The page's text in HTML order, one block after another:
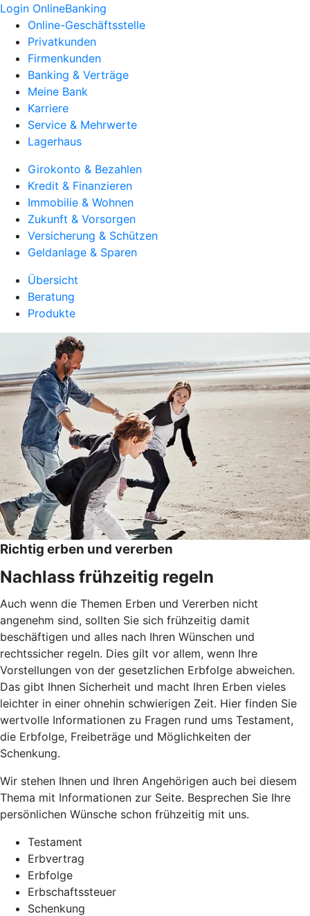
Login OnlineBanking
Online-Geschäftsstelle
Privatkunden
Firmenkunden
Banking & Verträge
Meine Bank
Karriere
Service & Mehrwerte
Lagerhaus
Girokonto & Bezahlen
Kredit & Finanzieren
Immobilie & Wohnen
Zukunft & Vorsorgen
Versicherung & Schützen
Geldanlage & Sparen
Übersicht
Beratung
Produkte
Richtig erben und vererben
Nachlass frühzeitig regeln
Auch wenn die Themen Erben und Vererben nicht
angenehm sind, sollten Sie sich frühzeitig damit
beschäftigen und alles nach Ihren Wünschen und
rechtssicher regeln. Dies gilt vor allem, wenn Ihre
Vorstellungen von der gesetzlichen Erbfolge abweichen.
Das gibt Ihnen Sicherheit und macht Ihren Erben vieles
leichter in einer ohnehin schwierigen Zeit. Hier finden Sie
wertvolle Informationen zu Fragen rund ums Testament,
die Erbfolge, Freibeträge und Möglichkeiten der
Schenkung.
Wir stehen Ihnen und Ihren Angehörigen auch bei diesem
Thema mit Informationen zur Seite. Besprechen Sie Ihre
persönlichen Wünsche schon frühzeitig mit uns.
Testament
Erbvertrag
Erbfolge
Erbschaftssteuer
Schenkung